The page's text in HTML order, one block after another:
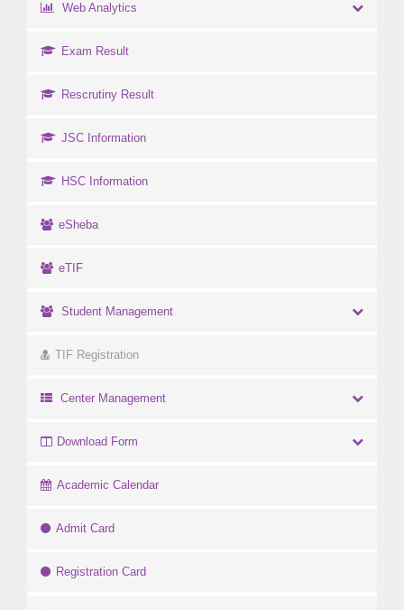
Web Analytics
Exam Result
Rescrutiny Result
JSC Information
HSC Information
eSheba
eTIF
Student Management
TIF Registration
Center Management
Download Form
Academic Calendar
Admit Card
Registration Card